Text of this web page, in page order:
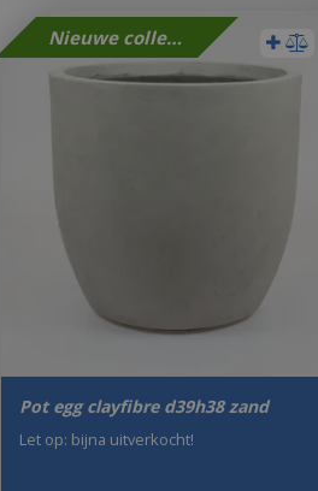
Nieuwe collectie
Pot egg clayfibre d39h38 zand
Let op: bijna uitverkocht!